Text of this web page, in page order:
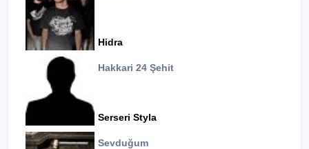
Hidra
Hakkari 24 Şehit
Serseri Styla
Sevduğum